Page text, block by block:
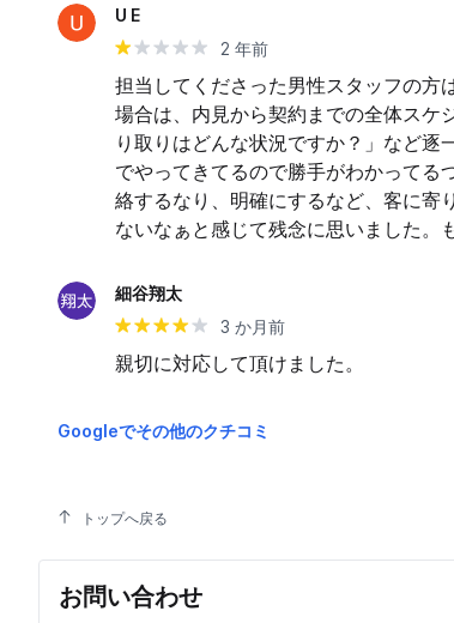
U E
2 年前
担当してくださった男性スタッフの方
場合は、内見から契約までの全体スケ
り取りはどんな状況ですか？」など
でやってきてるので勝手がわかってる
絡するなり、明確にするなど、客に寄
ないなぁと感じて残念に思いました。
細谷翔太
3 か月前
親切に対応して頂けました。
Googleでその他のクチコミ
トップへ戻る
お問い合わせ